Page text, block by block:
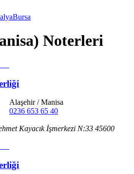
Bursa
Noterleri
Alaşehir/Manisa
0236 653 65 40
Kayacık İşmerkezi N:33 45600